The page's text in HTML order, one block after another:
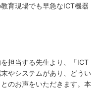
育現場でも早急なICT機器
担当する先生より、「ICT
やシステムがあり、どうい
のお声をいただきます。本